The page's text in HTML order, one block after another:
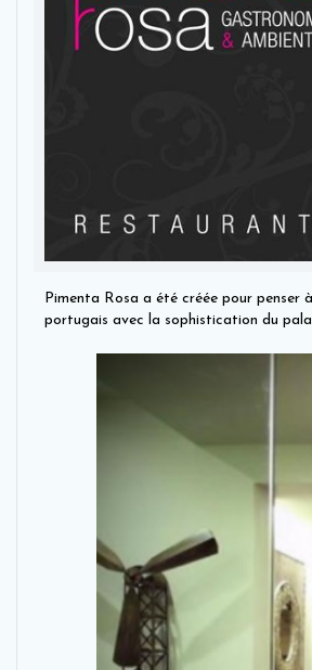
Pimenta Rosa a été créée pour penser
portugais avec la sophistication du